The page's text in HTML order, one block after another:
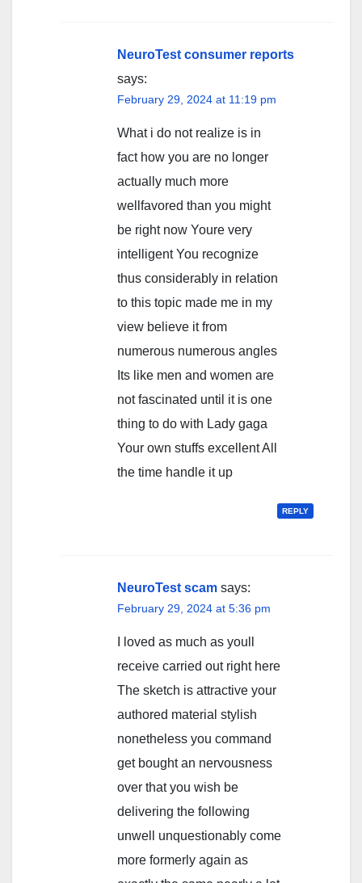
NeuroTest consumer reports
says:
February 29, 2024 at 11:19 pm
What i do not realize is in
fact how you are no longer
actually much more
wellfavored than you might
be right now Youre very
intelligent You recognize
thus considerably in relation
to this topic made me in my
view believe it from
numerous numerous angles
Its like men and women are
not fascinated until it is one
thing to do with Lady gaga
Your own stuffs excellent All
the time handle it up
REPLY
NeuroTest scam says:
February 29, 2024 at 5:36 pm
I loved as much as youll
receive carried out right here
The sketch is attractive your
authored material stylish
nonetheless you command
get bought an nervousness
over that you wish be
delivering the following
unwell unquestionably come
more formerly again as